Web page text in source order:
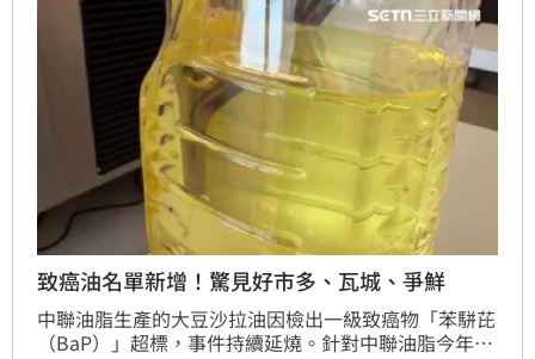
（15）日鐵腕祭出制裁，正式對黃、洪、黃的女兒及會
致癌油名單新增！驚見好市多、瓦城、爭鮮
中聯油脂生產的大豆沙拉油因檢出一級致癌物「苯駢芘
（BaP）」超標，事件持續延燒。針對中聯油脂今年4